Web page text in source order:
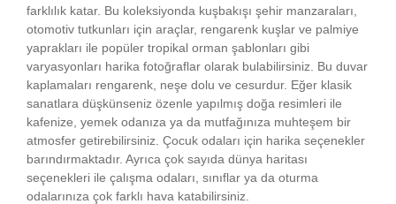
farklılık katar. Bu koleksiyonda kuşbakışı şehir manzaraları,
otomotiv tutkunları için araçlar, rengarenk kuşlar ve palmiye
yaprakları ile popüler tropikal orman şablonları gibi
varyasyonları harika fotoğraflar olarak bulabilirsiniz. Bu duvar
kaplamaları rengarenk, neşe dolu ve cesurdur. Eğer klasik
sanatlara düşkünseniz özenle yapılmış doğa resimleri ile
kafenize, yemek odanıza ya da mutfağınıza muhteşem bir
atmosfer getirebilirsiniz. Çocuk odaları için harika seçenekler
barındırmaktadır. Ayrıca çok sayıda dünya haritası
seçenekleri ile çalışma odaları, sınıflar ya da oturma
odalarınıza çok farklı hava katabilirsiniz.